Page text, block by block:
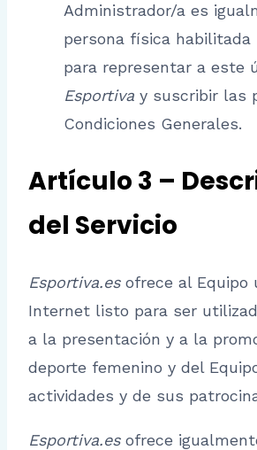
Administrador/a es
persona física habilitada
para representar a este
Esportiva y suscribir las
Condiciones Generales.
Artículo 3 –
del Servicio
Esportiva.es ofrece al Equipo
Internet listo para ser
a la presentación y a la
deporte femenino y del
actividades y de sus
Esportiva.es ofrece